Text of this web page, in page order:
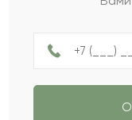
НАЗАД